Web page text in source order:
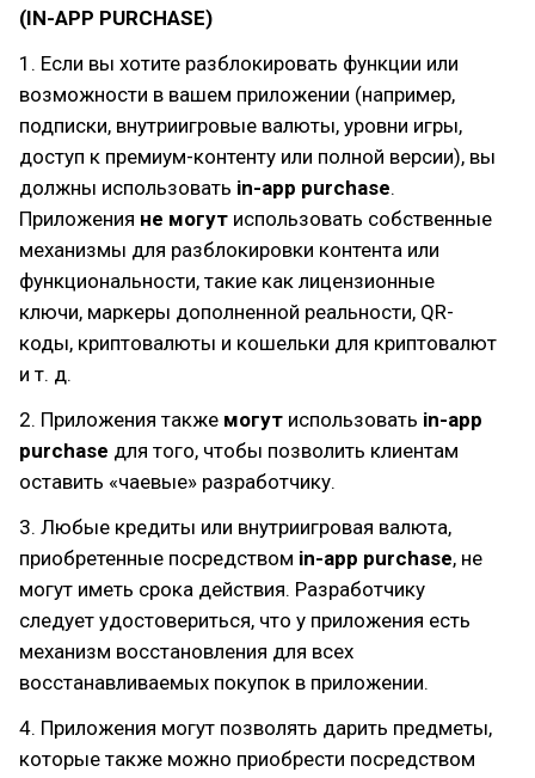
(IN-APP PURCHASE)
1. Если вы хотите разблокировать функции или
возможности в вашем приложении (например,
подписки, внутриигровые валюты, уровни игры,
доступ к премиум-контенту или полной версии), вы
должны использовать in-app purchase.
Приложения не могут использовать собственные
механизмы для разблокировки контента или
функциональности, такие как лицензионные
ключи, маркеры дополненной реальности, QR-
коды, криптовалюты и кошельки для криптовалют
и т. д.
2. Приложения также могут использовать in-app
purchase для того, чтобы позволить клиентам
оставить «чаевые» разработчику.
3. Любые кредиты или внутриигровая валюта,
приобретенные посредством in-app purchase, не
могут иметь срока действия. Разработчику
следует удостовериться, что у приложения есть
механизм восстановления для всех
восстанавливаемых покупок в приложении.
4. Приложения могут позволять дарить предметы,
которые также можно приобрести посредством